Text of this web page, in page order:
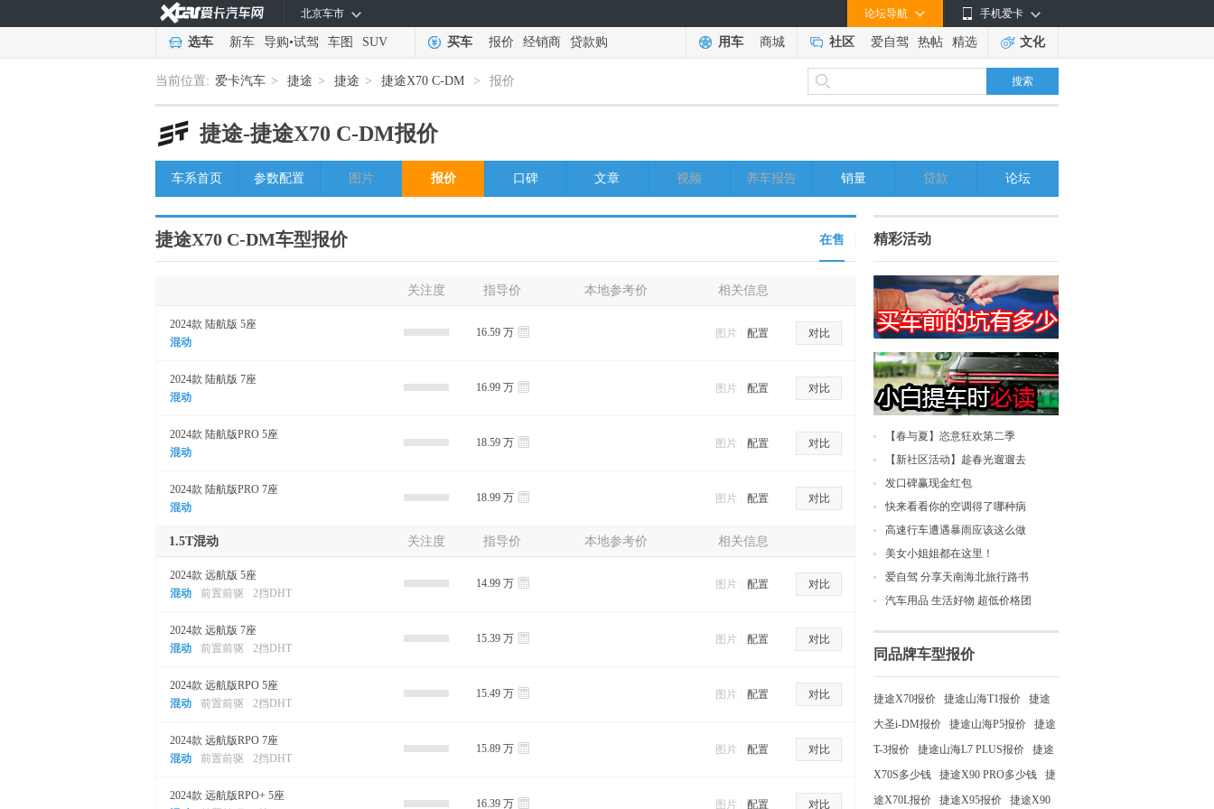
手机爱卡
论坛导航
北京车市
选车 新车 导购•试驾 车图 SUV 买车 报价 经销商 贷款购 用车 商城 社区 爱自驾 热帖 精选 文化
当前位置: 爱卡汽车 > 捷途 > 捷途 > 捷途X70 C-DM > 报价 搜索
捷途-捷途X70 C-DM报价
车系首页 参数配置 图片 报价 口碑 文章 视频 养车报告 销量 贷款 论坛
捷途X70 C-DM车型报价 在售
关注度 指导价 本地参考价 相关信息
2024款 陆航版 5座
混动
16.59 万 图片 配置 对比
2024款 陆航版 7座
混动
16.99 万 图片 配置 对比
2024款 陆航版PRO 5座
混动
18.59 万 图片 配置 对比
2024款 陆航版PRO 7座
混动
18.99 万 图片 配置 对比
1.5T混动 关注度 指导价 本地参考价 相关信息
2024款 远航版 5座
混动
前置前驱 2挡DHT
14.99 万 图片 配置 对比
2024款 远航版 7座
混动
前置前驱 2挡DHT
15.39 万 图片 配置 对比
2024款 远航版RPO 5座
混动
前置前驱 2挡DHT
15.49 万 图片 配置 对比
2024款 远航版RPO 7座
混动
前置前驱 2挡DHT
15.89 万 图片 配置 对比
2024款 远航版RPO+ 5座
16.39 万 图片 配置 对比
精彩活动
【春与夏】恣意狂欢第二季
【新社区活动】趁春光遛遛去
发口碑赢现金红包
快来看看你的空调得了哪种病
高速行车遭遇暴雨应该这么做
美女小姐姐都在这里！
爱自驾 分享天南海北旅行路书
汽车用品 生活好物 超低价格团
同品牌车型报价
捷途X70报价 捷途山海T1报价
捷途
大圣i-DM报价
捷途山海P5报价
捷途
T-3报价
捷途山海L7 PLUS报价
捷途
X70S多少钱
捷途X90 PRO多少钱
捷
途X70L报价
捷途X95报价 捷途X90